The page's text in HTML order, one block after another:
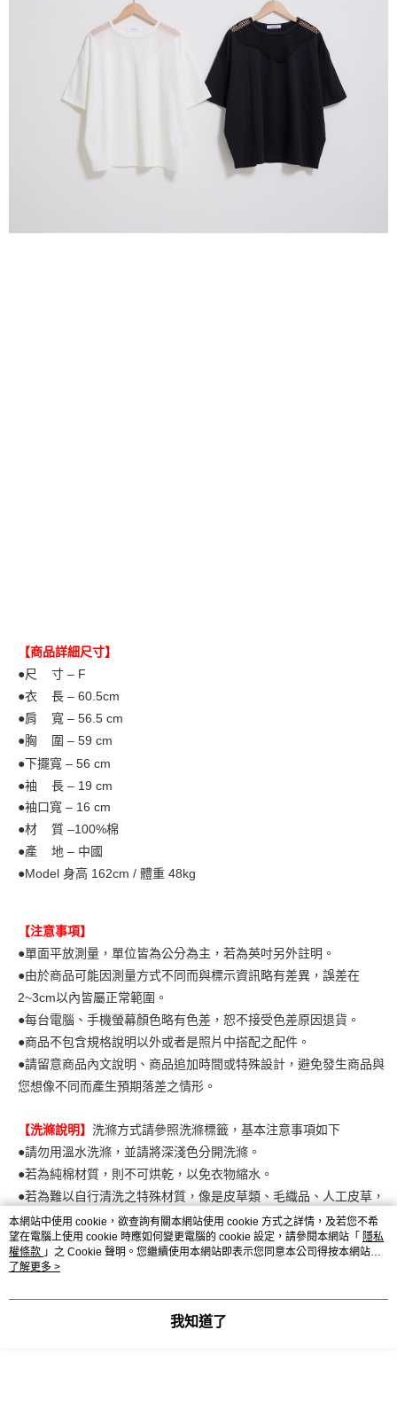
【商品詳細尺寸】
●尺 寸 – F
●衣 長 – 60.5cm
●肩 寬 – 56.5 cm
●胸 圍 – 59 cm
●下擺寬 – 56 cm
●袖 長 – 19 cm
●袖口寬 – 16 cm
●材 質 –100%棉
●產 地 – 中國
●Model 身高 162cm / 體重 48kg
【注意事項】
●單面平放測量，單位皆為公分為主，若為英吋另外註明。
●由於商品可能因測量方式不同而與標示資訊略有差異，誤差在
2~3cm以內皆屬正常範圍。
●每台電腦、手機螢幕顏色略有色差，恕不接受色差原因退貨。
●商品不包含規格說明以外或者是照片中搭配之配件。
●請留意商品內文說明、商品追加時間或特殊設計，避免發生商品與
您想像不同而產生預期落差之情形。
【洗滌說明】 洗滌方式請參照洗滌標籤，基本注意事項如下
●請勿用溫水洗滌，並請將深淺色分開洗滌。
●若為純棉材質，則不可烘乾，以免衣物縮水。
●若為難以自行清洗之特殊材質，像是皮草類、毛織品、人工皮草，
建議送專業洗滌以保服裝品質。
本網站中使用 cookie，欲查詢有關本網站使用 cookie 方式之詳情，及若您不希
望在電腦上使用 cookie 時應如何變更電腦的 cookie 設定，請參閱本網站「 隱私
權條款 」之 Cookie 聲明。您繼續使用本網站即表示您同意本公司得按本網站使
用條款之 Cookie 聲明使用 cookie。
了解更多 >
我知道了